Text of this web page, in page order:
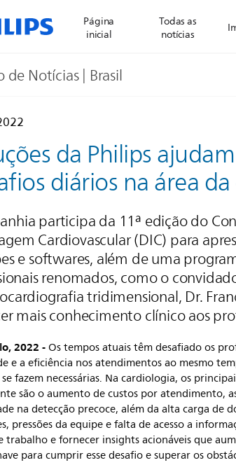
Página
inicial
Todas as
notícias
de Notícias | Brasil
da Philips
diários na área
participa da 11ª edição do
Cardiovascular (DIC) para
e softwares, além de uma
renomados, como o
tridimensional, Dr.
mais conhecimento clínico aos
2022 - Os tempos atuais têm desafiado os
e a eficiência nos atendimentos ao mesmo
fazem necessárias. Na cardiologia, os
são o aumento de custos por atendimento,
na detecção precoce, além da alta carga de
pressões da equipe e falta de acesso a
trabalho e fornecer insights acionáveis que
para cumprir esse desafio e superar os